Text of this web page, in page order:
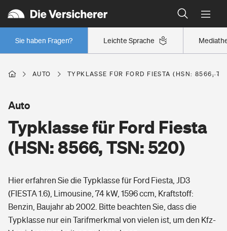
Leichte Sprache
Sie haben Fragen?
Wer versichert was: Jetzt Versicherer finden
Regionalklassen: So ist Ihre Region eingestuft
Wer versichert was: Jetzt Versicherer finden
Berufsunfähigkeitsversicherung
Erwerbsunfähigkeitsversicherung
Grundfähigkeitsversicherung
Arbeitsrechtsschutz
Wohnen
Elementarversicherung
Freizeit
Pri­vate Haft­pflicht­
Gesundheit
AUTO TYPKLASSE FÜR FORD FIESTA (HSN: 8566,
Typklasse für Ford Fiesta
(HSN: 8566, TSN: 520)
Auto
Hier erfahren Sie die Typklasse für Ford Fiesta, JD3
(FIESTA 1.6), Limousine, 74 kW, 1596 ccm, Kraftstoff:
Benzin, Baujahr ab 2002. Bitte beachten Sie, dass die
Typklasse nur ein Tarifmerkmal von vielen ist, um den Kfz-